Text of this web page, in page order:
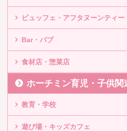
ビュッフェ・アフタヌーンティー
Bar・パブ
食材店・惣菜店
ホーチミン育児・子供関
教育・学校
遊び場・キッズカフェ